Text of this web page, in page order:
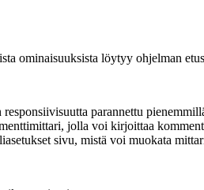
ominaisuuksista löytyy ohjelman
parannettu
jolla voi kirjoittaa
sivu, mistä voi muokata